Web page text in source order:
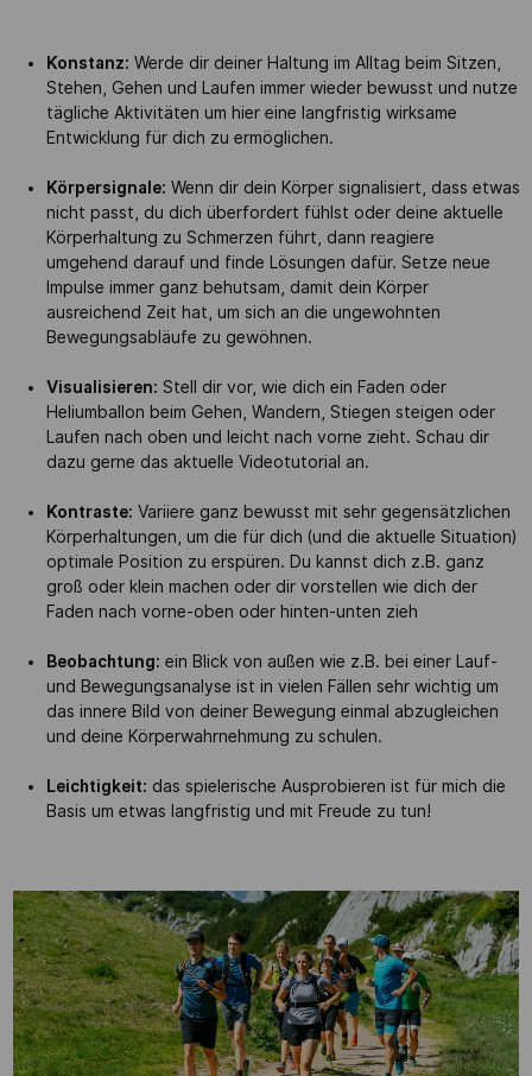
Konstanz: Werde dir deiner Haltung im Alltag beim Sitzen,
Stehen, Gehen und Laufen immer wieder bewusst und nutze
tägliche Aktivitäten um hier eine langfristig wirksame
Entwicklung für dich zu ermöglichen.
Körpersignale: Wenn dir dein Körper signalisiert, dass etwas
nicht passt, du dich überfordert fühlst oder deine aktuelle
Körperhaltung zu Schmerzen führt, dann reagiere
umgehend darauf und finde Lösungen dafür. Setze neue
Impulse immer ganz behutsam, damit dein Körper
ausreichend Zeit hat, um sich an die ungewohnten
Bewegungsabläufe zu gewöhnen.
Visualisieren: Stell dir vor, wie dich ein Faden oder
Heliumballon beim Gehen, Wandern, Stiegen steigen oder
Laufen nach oben und leicht nach vorne zieht. Schau dir
dazu gerne das aktuelle Videotutorial an.
Kontraste: Variiere ganz bewusst mit sehr gegensätzlichen
Körperhaltungen, um die für dich (und die aktuelle Situation)
optimale Position zu erspüren. Du kannst dich z.B. ganz
groß oder klein machen oder dir vorstellen wie dich der
Faden nach vorne-oben oder hinten-unten zieh
Beobachtung: ein Blick von außen wie z.B. bei einer Lauf-
und Bewegungsanalyse ist in vielen Fällen sehr wichtig um
das innere Bild von deiner Bewegung einmal abzugleichen
und deine Körperwahrnehmung zu schulen.
Leichtigkeit: das spielerische Ausprobieren ist für mich die
Basis um etwas langfristig und mit Freude zu tun!